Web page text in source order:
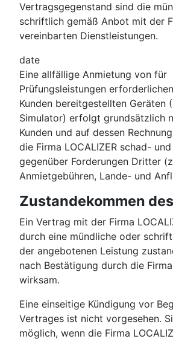
Vertragsgegenstand sind die
schriftlich gemäß Anbot mit der
vereinbarten Dienstleistungen.
date
Eine allfällige Anmietung von für
Prüfungsleistungen
Kunden bereitgestellten Geräten
Simulator) erfolgt grundsätzlich
Kunden und auf dessen
die Firma LOCALIZER schad-
gegenüber Forderungen Dritter
Anmietgebühren, Lande- und
Zustandekommen
Ein Vertrag mit der Firma
durch eine mündliche oder
der angebotenen Leistung
nach Bestätigung durch die Firma
wirksam.
Eine einseitige Kündigung vor
Vertrages ist nicht vorgesehen.
möglich, wenn die Firma